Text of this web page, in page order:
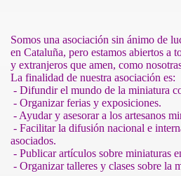
Somos una asociación sin ánimo de
en Cataluña, pero estamos abiertos a
y extranjeros que amen, como
La finalidad de nuestra asociación es:
- Difundir el mundo de la miniatura
- Organizar ferias y exposiciones.
- Ayudar y asesorar a los artesanos
- Facilitar la difusión nacional e
asociados.
- Publicar artículos sobre miniaturas
- Organizar talleres y clases sobre la
2009
2009
2009